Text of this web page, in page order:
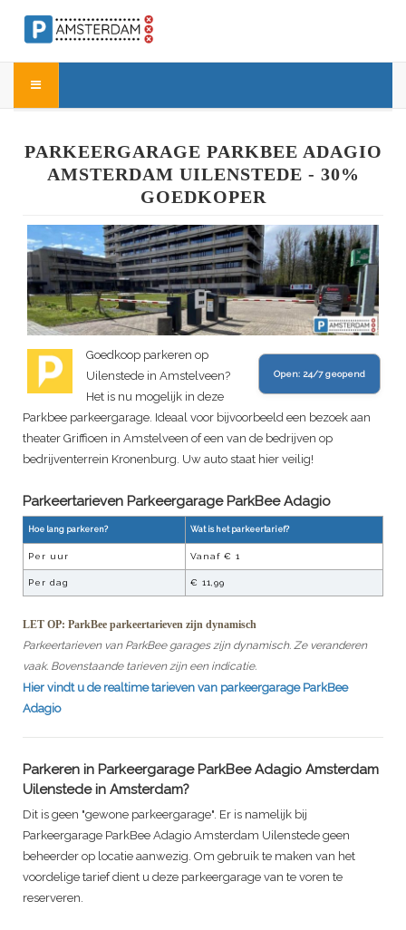
PARKEERGARAGE PARKBEE ADAGIO
AMSTERDAM UILENSTEDE - 30%
GOEDKOPER
Open: 24/7 geopend
Goedkoop parkeren op
Uilenstede in Amstelveen?
Het is nu mogelijk in deze
Parkbee parkeergarage. Ideaal voor bijvoorbeeld een bezoek aan
theater Griffioen in Amstelveen of een van de bedrijven op
bedrijventerrein Kronenburg. Uw auto staat hier veilig!
Parkeertarieven Parkeergarage ParkBee Adagio
Hoe lang parkeren? Wat is het parkeertarief?
Per uur Vanaf € 1
Per dag € 11,99
LET OP: ParkBee parkeertarieven zijn dynamisch
Parkeertarieven van ParkBee garages zijn dynamisch. Ze veranderen
vaak. Bovenstaande tarieven zijn een indicatie.
Hier vindt u de realtime tarieven van parkeergarage ParkBee
Adagio
Parkeren in Parkeergarage ParkBee Adagio Amsterdam
Uilenstedein Amsterdam?
Dit is geen "gewone parkeergarage". Er is namelijk bij
Parkeergarage ParkBee Adagio Amsterdam Uilenstede geen
beheerder op locatie aanwezig. Om gebruik te maken van het
voordelige tarief dient u deze parkeergarage van te voren te
reserveren.